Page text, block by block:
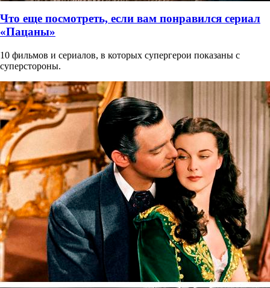
Что еще посмотреть, если вам понравился сериал
«Пацаны»
10 фильмов и сериалов, в которых супергерои показаны с
суперстороны.